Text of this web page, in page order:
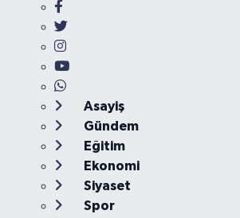
Asayiş
Gündem
Eğitim
Ekonomi
Siyaset
Spor